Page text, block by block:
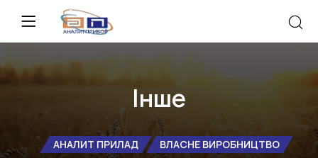
Інше
АНАЛИТ ПРИЛАД
ВЛАСНЕ ВИРОБНИЦТВО